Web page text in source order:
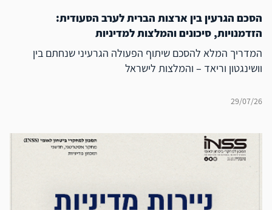
הסכם הגרעין בין ארצות הברית לערב הסעודית:
הזדמנויות, סיכונים והמלצות למדיניות
המדריך המלא להסכם שיתוף הפעולה הגרעיני שנחתם בין
וושינגטון וריאד – והמלצות לישראל
29/07/26